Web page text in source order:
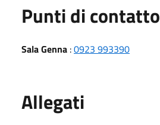
Punti di contatto
Sala Genna :0923 993390
Allegati